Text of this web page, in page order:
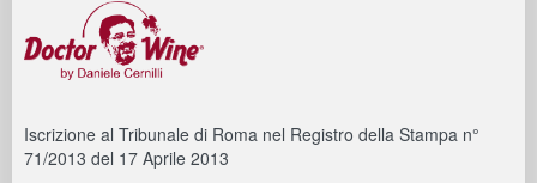
Iscrizione al Tribunale di Roma nel Registro della Stampa n°
71/2013 del 17 Aprile 2013